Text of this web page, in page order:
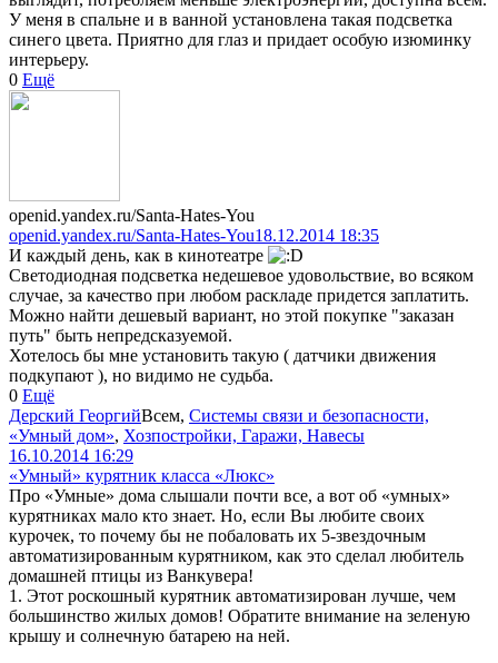
У меня в спальне и в ванной установлена такая подсветка
синего цвета. Приятно для глаз и придает особую изюминку
интерьеру.
0 Ещё
openid.yandex.ru/Santa-Hates-You
openid.yandex.ru/Santa-Hates-You18.12.2014 18:35
И каждый день, как в кинотеатре
Светодиодная подсветка недешевое удовольствие, во всяком
случае, за качество при любом раскладе придется заплатить.
Можно найти дешевый вариант, но этой покупке "заказан
путь" быть непредсказуемой.
Хотелось бы мне установить такую ( датчики движения
подкупают ), но видимо не судьба.
0 Ещё
Дерский ГеоргийВсем, Системы связи и безопасности,
«Умный дом», Хозпостройки, Гаражи, Навесы
16.10.2014 16:29
«Умный» курятник класса «Люкс»
Про «Умные» дома слышали почти все, а вот об «умных»
курятниках мало кто знает. Но, если Вы любите своих
курочек, то почему бы не побаловать их 5-звездочным
автоматизированным курятником, как это сделал любитель
домашней птицы из Ванкувера!
1. Этот роскошный курятник автоматизирован лучше, чем
большинство жилых домов! Обратите внимание на зеленую
крышу и солнечную батарею на ней.